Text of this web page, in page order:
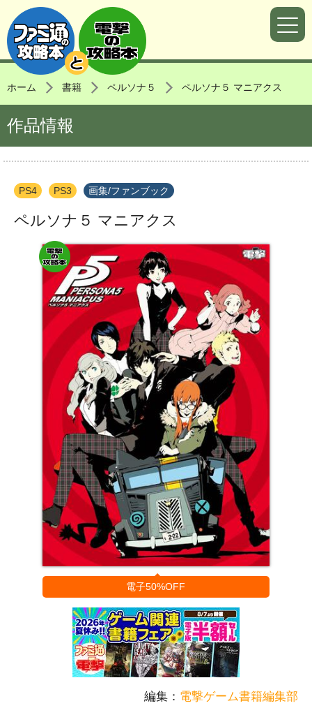
ホーム 書籍 ペルソナ５ ペルソナ５ マニアクス
作品情報
PS4 PS3 画集/ファンブック
ペルソナ５ マニアクス
電子50%OFF
編集： 電撃ゲーム書籍編集部